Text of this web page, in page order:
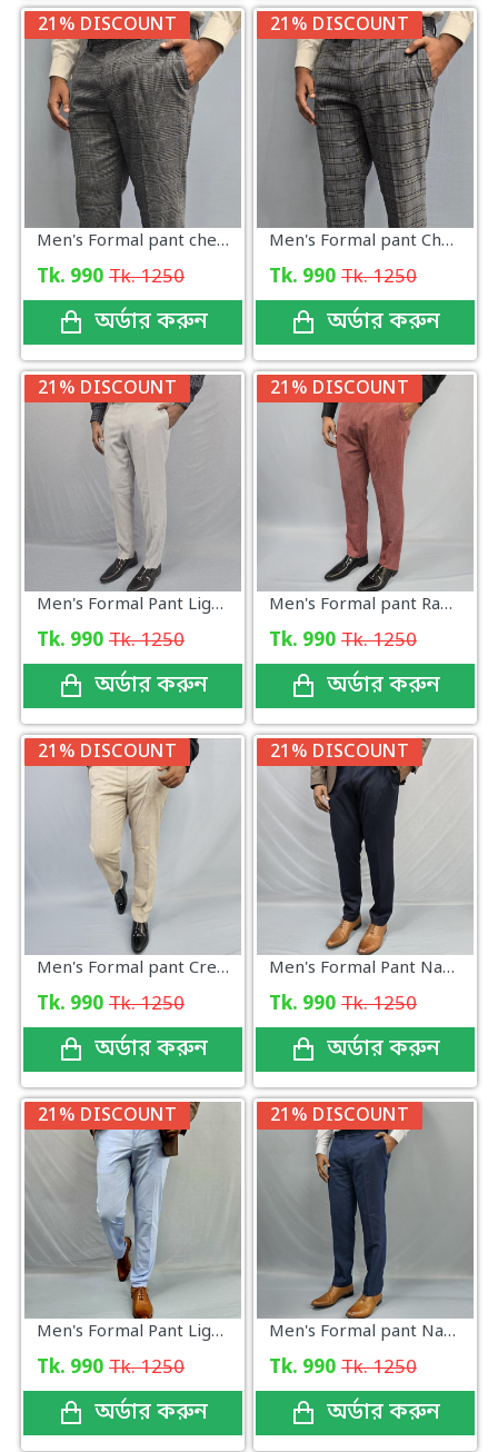
21% DISCOUNT
Men's Formal pant check
Tk. 990 Tk. 1250
অর্ডার করুন
21% DISCOUNT
Men's Formal pant Check
Tk. 990 Tk. 1250
অর্ডার করুন
21% DISCOUNT
Men's Formal Pant Light Ash
Tk. 990 Tk. 1250
অর্ডার করুন
21% DISCOUNT
Men's Formal pant Radish Pink
Tk. 990 Tk. 1250
অর্ডার করুন
21% DISCOUNT
Men's Formal pant Cream_Check
Tk. 990 Tk. 1250
অর্ডার করুন
21% DISCOUNT
Men's Formal Pant Navy Check New
Tk. 990 Tk. 1250
অর্ডার করুন
21% DISCOUNT
Men's Formal Pant Light Sky
Tk. 990 Tk. 1250
অর্ডার করুন
21% DISCOUNT
Men's Formal pant Navy Design
Tk. 990 Tk. 1250
অর্ডার করুন